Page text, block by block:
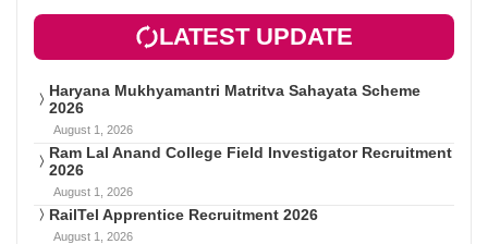
LATEST UPDATE
Haryana Mukhyamantri Matritva Sahayata Scheme
2026
August 1, 2026
Ram Lal Anand College Field Investigator Recruitment
2026
August 1, 2026
RailTel Apprentice Recruitment 2026
August 1, 2026